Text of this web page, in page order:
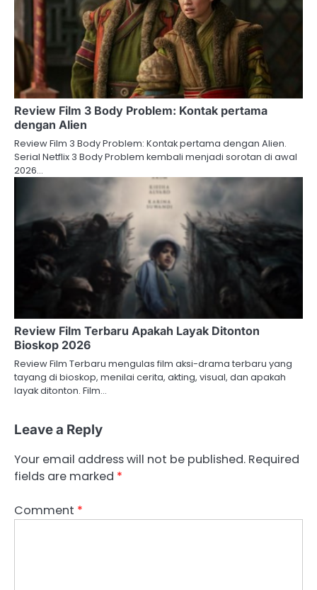
Review Film 3 Body Problem: Kontak pertama
dengan Alien
Review Film 3 Body Problem: Kontak pertama dengan Alien.
Serial Netflix 3 Body Problem kembali menjadi sorotan di awal
2026…
Review Film Terbaru Apakah Layak Ditonton
Bioskop 2026
Review Film Terbaru mengulas film aksi-drama terbaru yang
tayang di bioskop, menilai cerita, akting, visual, dan apakah
layak ditonton. Film…
Leave a Reply
Your email address will not be published. Required
fields are marked *
Comment *